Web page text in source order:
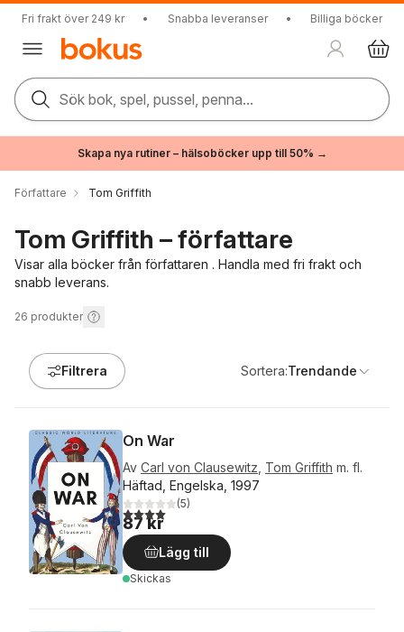
Fri frakt över 249 kr • Snabba leveranser • Billiga böcker
Sök bok, spel, pussel, penna...
Skapa nya rutiner – hälsoböcker upp till 50% →
Författare Tom Griffith
Tom Griffith – författare
Visar alla böcker från författaren . Handla med fri frakt och
snabb leverans.
26 produkter
Filtrera Sortera:Trendande
On War
Av Carl von Clausewitz Tom Griffith m. fl.
Häftad, Engelska, 1997
4,0utav 5 stjärnor. Totalt antal röster:
(5)
87 kr
Lägg till
Skickas